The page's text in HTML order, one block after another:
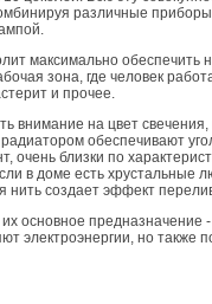
различные
максимально обеспечить
зона, где человек
и прочее.
внимание на цвет
обеспечивают
очень близки по
в доме есть хрустальные
нить создает эффект
основное предназначение -
электроэнергии, но также